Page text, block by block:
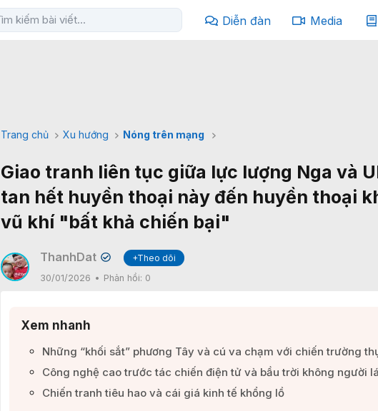
Diễn đàn Media
Trang chủ Xu hướng Nóng trên mạng
Giao tranh liên tục giữa lực lượng Nga và
tan hết huyền thoại này đến huyền thoại
vũ khí "bất khả chiến bại"
ThanhDat ✔
+Theo dõi
30/01/2026
Phản hồi: 0
Xem nhanh
Những “khối sắt” phương Tây và cú va chạm với chiến trường
Công nghệ cao trước tác chiến điện tử và bầu trời không người
Chiến tranh tiêu hao và cái giá kinh tế khổng lồ​